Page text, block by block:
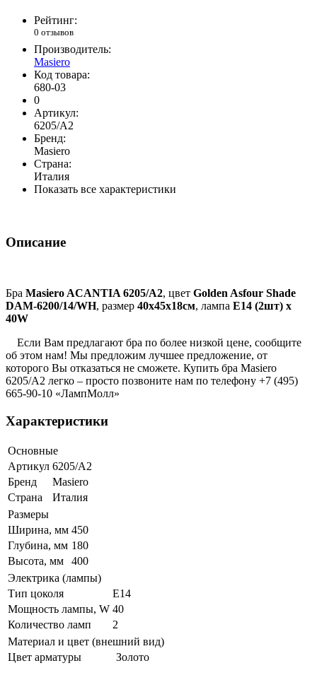
Рейтинг:
0 отзывов
Производитель:
Masiero
Код товара:
680-03
0
Артикул:
6205/A2
Бренд:
Masiero
Страна:
Италия
Показать все характеристики
Описание
Бра Masiero ACANTIA 6205/A2, цвет Golden Asfour Shade
DAM-6200/14/WH, размер 40х45х18см, лампа E14 (2шт) х
40W
Если Вам предлагают бра по более низкой цене, сообщите
об этом нам! Мы предложим лучшее предложение, от
которого Вы отказаться не сможете. Купить бра Masiero
6205/A2 легко – просто позвоните нам по телефону +7 (495)
665-90-10 «ЛампМолл»
Характеристики
Основные
Артикул 6205/A2
Бренд
Masiero
Страна
Италия
Размеры
Ширина, мм 450
Глубина, мм 180
Высота, мм
400
Электрика (лампы)
Тип цоколя
Е14
Мощность лампы, W 40
Количество ламп
2
Материал и цвет (внешний вид)
Цвет арматуры
Золото